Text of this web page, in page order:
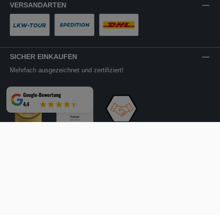
VERSANDARTEN
SICHER EINKAUFEN
Mehrfach ausgezeichnet und zertifiziert!
Google-Bewertung
4,4